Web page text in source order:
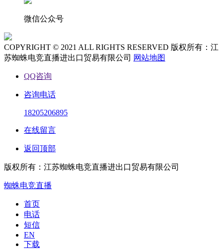
微信公众号
COPYRIGHT © 2021 ALL RIGHTS RESERVED 版权所有：江
苏蜘蛛电竞直播进出口贸易有限公司 网站地图
QQ咨询
咨询电话
18205206895
在线留言
返回顶部
版权所有：江苏蜘蛛电竞直播进出口贸易有限公司
蜘蛛电竞直播
首页
电话
短信
EN
下载